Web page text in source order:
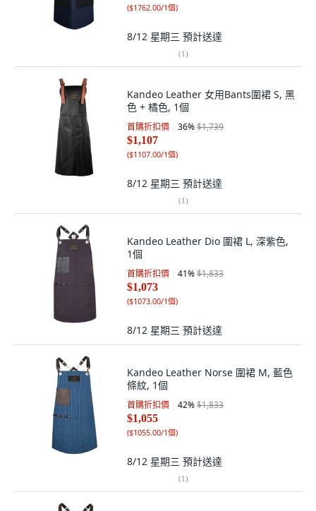
($1762.00/1個)
8/12 星期三 預計送達
(1)
Kandeo Leather 女用Bants圍裙 S, 黑
色 + 橘色, 1個
首購折扣價 36%$1,739
$1,107
($1107.00/1個)
8/12 星期三 預計送達
(1)
Kandeo Leather Dio 圍裙 L, 深紫色,
1個
首購折扣價 41%$1,833
$1,073
($1073.00/1個)
8/12 星期三 預計送達
Kandeo Leather Norse 圍裙 M, 藍色
條紋, 1個
首購折扣價 42%$1,833
$1,055
($1055.00/1個)
8/12 星期三 預計送達
(1)